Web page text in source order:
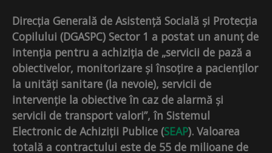
Direcția Generală de Asistență Socială și Protecția
Copilului (DGASPC) Sector 1 a postat un anunț de
intenția pentru a achiziția de „servicii de pază a
obiectivelor, monitorizare și însoțire a pacienților
la unități sanitare (la nevoie), servicii de
intervenție la obiective în caz de alarmă și
servicii de transport valori”, în Sistemul
Electronic de Achiziții Publice (SEAP). Valoarea
totală a contractului este de 55 de milioane de